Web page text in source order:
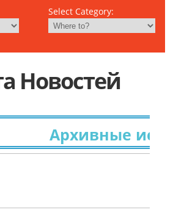
Select Category:
Новостей
Архивные